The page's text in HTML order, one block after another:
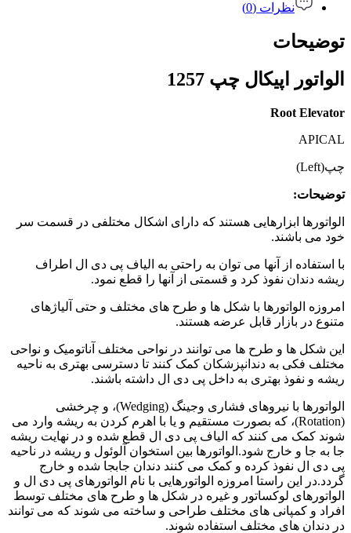
نظرات (0)
توضیحات
الواتور اپیکال چپ 1257
Root Elevator
APICAL
چپ(Left)
توضیحات:
الواتورها ابزارهایی هستند که دارای اشکال مختلفی در قسمت سر
خود می باشند.
با استفاده از آنها می توان به راحتی به الیاف پی دی ال اطراف
ریشه دندان نفوذ کرد و قسمتی از آنها را قطع نمود.
امروزه الواتورها با شکل ها و طرح های مختلف و حتی آلیاژهای
متنوع در بازار قابل عرضه هستند.
این شکل ها و طرح ها می توانند در نواحی مختلف آناتومیک و نواحی
مختلف فکی به دندانپزشکان کمک کنند تا دسترسی بهتری به ناحیه
ریشه و نفوذ بهتری به داخل پی دی ال داشته باشند.
الواتورها با نیروهای فشاری وجینگ (Wedging)، و چرخشی
(Rotation)، که بصورت مستقیم و یا با اهرم کردن به ریشه وارد می
شوند کمک می کنند که الیاف پی دی ال قطع شده و در نهایت ریشه
جا به جا و خارج شود.الواتورها بین استخوان آلوئول و ریشه در ناحیه
پی دی ال نفوذ کرده و کمک می کنند دندان جابجا شده و خارج
گردد.در این راستا امروزه الواتورهایی با نام الواتورهای پی دی ال و
الواتورهای لوکساتور و غیره در شکل ها و طرح های مختلف توسط
افراد و کمپانی های مختلف طراحی و ساخته می شوند که می توانند
در دندان های مختلف استفاده شوند.